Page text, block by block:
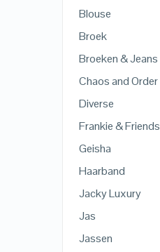
Blouse
Broek
Broeken & Jeans
Chaos and Order
Diverse
Frankie & Friends
Geisha
Haarband
Jacky Luxury
Jas
Jassen